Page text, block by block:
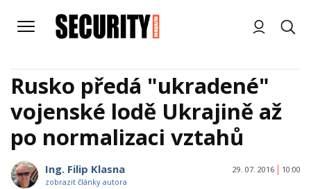
Rusko předá "ukradené"
vojenské lodě Ukrajině až
po normalizaci vztahů
Ing. Filip Klasna
zobrazit články autora
29. 07. 2016 10:00